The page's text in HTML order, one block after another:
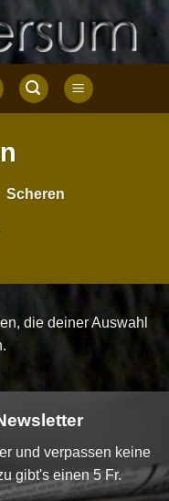
Scheren
die deiner Auswahl
und verpassen keine
gibt's einen 5 Fr.